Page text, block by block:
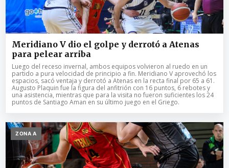
Meridiano V dio el golpe y derrotó a Atenas
para pelear arriba
Luego del receso invernal, ambos equipos volvieron al ruedo en un
partido a pura velocidad de principio a fin. Meridiano V aprovechó los
espacios, sacó ventaja y derrotó a Atenas en la recta final por 65 a 61.
Augusto Plaquin fue la figura del anfitrión con 16 puntos, 6 rebotes y
una asistencia, mientras que para la visita no fueron suficientes los 24
puntos de Santiago Aman en su último juego en el Griego.
ZONA A